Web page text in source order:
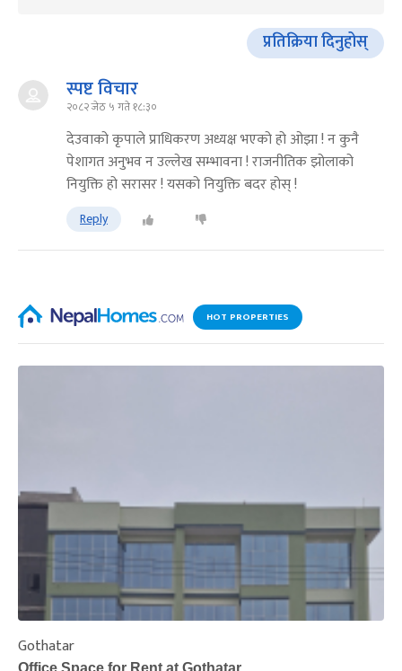
प्रतिक्रिया दिनुहोस्
स्पष्ट विचार
२०८२ जेठ ५ गते १८:३०
देउवाको कृपाले प्राधिकरण अध्यक्ष भएको हो ओझा ! न कुनै
पेशागत अनुभव न उल्लेख सम्भावना ! राजनीतिक झोलाको
नियुक्ति हो सरासर ! यसको नियुक्ति बदर होस् !
Reply
HOT PROPERTIES
Gothatar
Office Space for Rent at Gothatar